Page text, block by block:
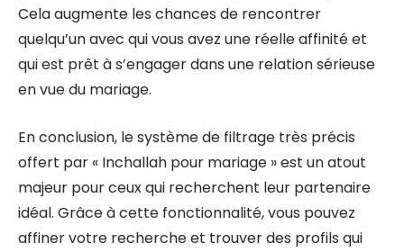
Cela augmente les chances de rencontrer
quelqu’un avec qui vous avez une réelle affinité et
qui est prêt à s’engager dans une relation sérieuse
en vue du mariage.
En conclusion, le système de filtrage très précis
offert par « Inchallah pour mariage » est un atout
majeur pour ceux qui recherchent leur partenaire
idéal. Grâce à cette fonctionnalité, vous pouvez
affiner votre recherche et trouver des profils qui